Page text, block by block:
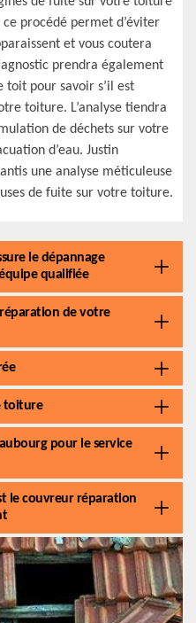
procédé permet d’éviter
et vous coutera
prendra également
toit pour savoir s’il est
toiture. L’analyse tiendra
de déchets sur votre
d’eau. Justin
une analyse méticuleuse
de fuite sur votre toiture.
le dépannage
qualifiée
réparation de votre
toiture
pour le service
le couvreur réparation